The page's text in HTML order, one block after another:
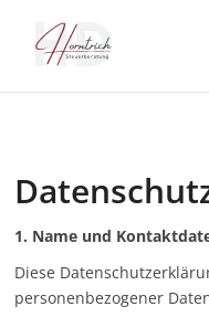
content
1. Name und
Diese
personenbezogener